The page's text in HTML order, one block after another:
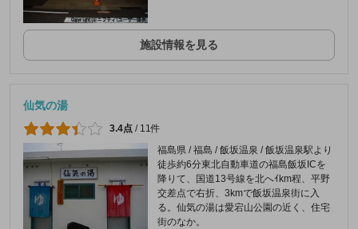
施設情報を見る
仙気の湯
3.4点 / 11件
福島県 / 福島 / 飯坂温泉 / 飯坂温泉駅より
徒歩約6分東北自動車道の福島飯坂ICを
降りて、国道13号線を北へｲkm程、平野
交差点で右折、3kmで飯坂温泉街に入
る。仙気の湯は愛宕山公園の近く、住宅
街のなか。